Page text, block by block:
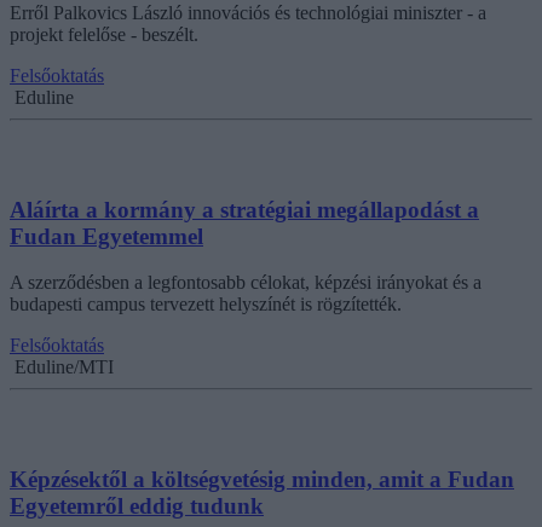
Erről Palkovics László innovációs és technológiai miniszter - a
projekt felelőse - beszélt.
Felsőoktatás
Eduline
Aláírta a kormány a stratégiai megállapodást a
Fudan Egyetemmel
A szerződésben a legfontosabb célokat, képzési irányokat és a
budapesti campus tervezett helyszínét is rögzítették.
Felsőoktatás
Eduline/MTI
Képzésektől a költségvetésig minden, amit a Fudan
Egyetemről eddig tudunk